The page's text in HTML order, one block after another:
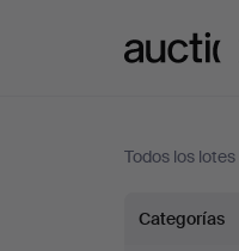
Todos los lotes
Relojes
Categorías